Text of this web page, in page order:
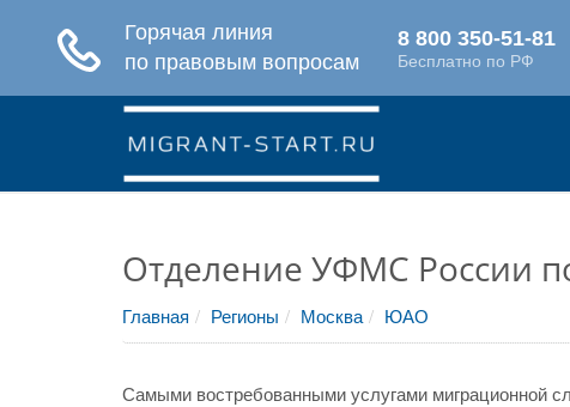
Отделение УФМС России
Главная Регионы Москва ЮАО
Самыми востребованными услугами миграционной